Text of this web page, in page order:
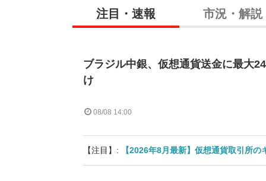
注目・速報 市況・解説
ブラジル中銀、仮想通貨送金に最大
け
08/08 14:00
【注目】: 【2026年8月最新】仮想通貨取引所